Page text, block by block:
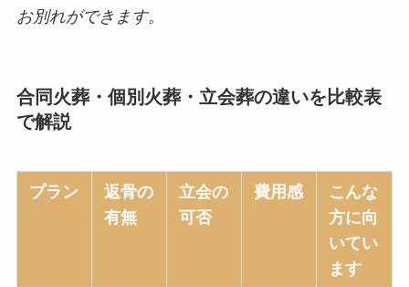
お別れができます。
合同火葬・個別火葬・立会葬の違いを比較表
で解説
プラン
返骨の
有無
立会の
可否
費用感
こんな
方に向
いてい
ます